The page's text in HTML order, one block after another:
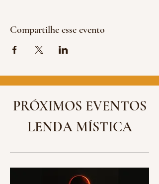
Compartilhe esse evento
PRÓXIMOS EVENTOS
LENDA MÍSTICA